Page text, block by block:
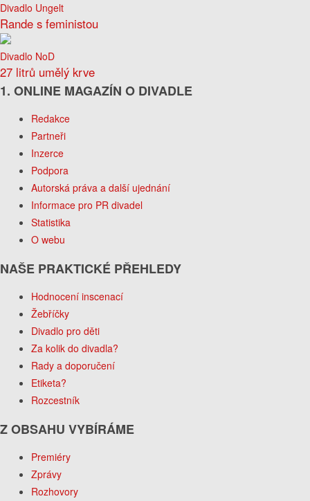
Divadlo Ungelt
Rande s feministou
Divadlo NoD
27 litrů umělý krve
1. ONLINE MAGAZÍN O DIVADLE
Redakce
Partneři
Inzerce
Podpora
Autorská práva a další ujednání
Informace pro PR divadel
Statistika
O webu
NAŠE PRAKTICKÉ PŘEHLEDY
Hodnocení inscenací
Žebříčky
Divadlo pro děti
Za kolik do divadla?
Rady a doporučení
Etiketa?
Rozcestník
Z OBSAHU VYBÍRÁME
Premiéry
Zprávy
Rozhovory